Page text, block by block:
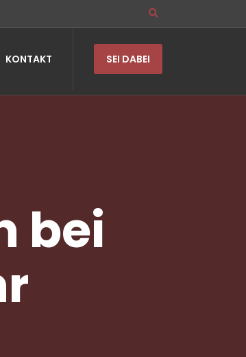
KONTAKT SEI DABEI
bei